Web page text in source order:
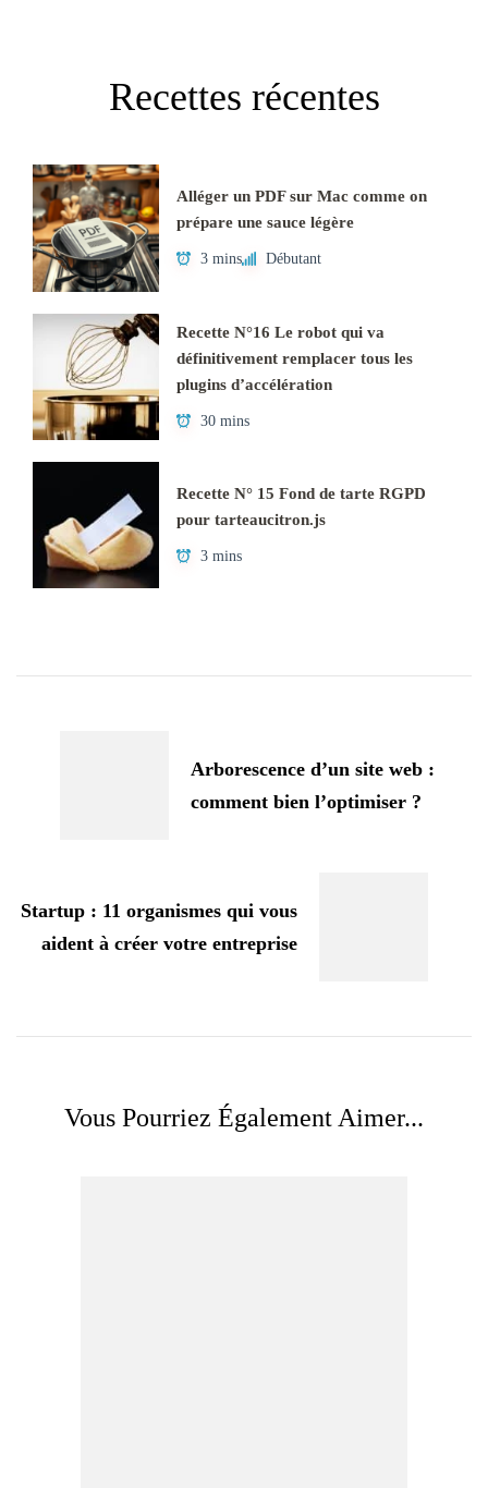
Recettes récentes
Alléger un PDF sur Mac comme on
prépare une sauce légère
3 mins Débutant
Recette N°16 Le robot qui va
définitivement remplacer tous les
plugins d’accélération
30 mins
Recette N° 15 Fond de tarte RGPD
pour tarteaucitron.js
3 mins
Arborescence d’un site web :
comment bien l’optimiser ?
Startup : 11 organismes qui vous
aident à créer votre entreprise
Vous Pourriez Également Aimer...